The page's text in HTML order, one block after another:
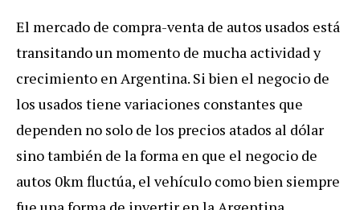
El mercado de compra-venta de autos usados está
transitando un momento de mucha actividad y
crecimiento en Argentina. Si bien el negocio de
los usados tiene variaciones constantes que
dependen no solo de los precios atados al dólar
sino también de la forma en que el negocio de
autos 0km fluctúa, el vehículo como bien siempre